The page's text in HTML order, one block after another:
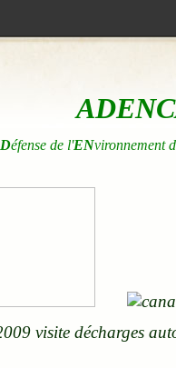
Défense de l'ENvironnement